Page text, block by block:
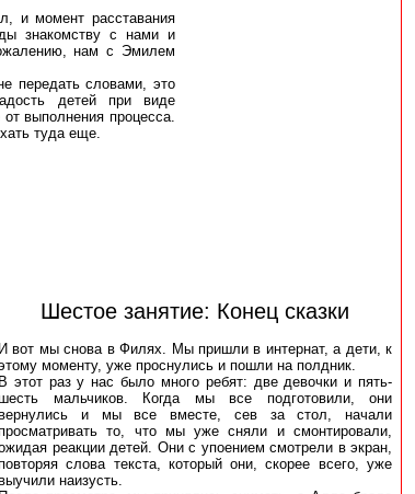
и момент расставания
знакомству с нами и
нам с Эмилем
передать словами, это
детей при виде
выполнения процесса.
туда еще.
Шестое занятие: Конец сказки
И вот мы снова в Филях. Мы пришли в интернат, а дети, к
моменту, уже проснулись и пошли на полдник.
В этот раз у нас было много ребят: две девочки и пять-
мальчиков. Когда мы все подготовили, они
и мы все вместе, сев за стол, начали
то, что мы уже сняли и смонтировали,
реакции детей. Они с упоением смотрели в экран,
слова текста, который они, скорее всего, уже
наизусть.